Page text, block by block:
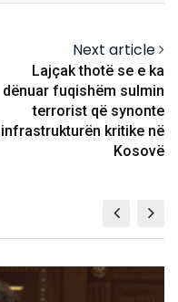
Next article
Lajçak thotë se e ka
dënuar fuqishëm sulmin
terrorist që synonte
infrastrukturën kritike në
Kosovë